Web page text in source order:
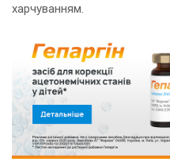
харчуванням.